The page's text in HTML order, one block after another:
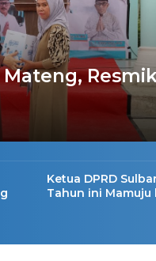
Ketua DPRD
Tahun ini Mamuju